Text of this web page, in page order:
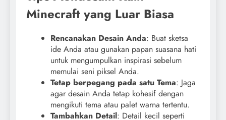
Minecraft yang Luar Biasa
Rencanakan Desain Anda: Buat sketsa
ide Anda atau gunakan papan suasana hati
untuk mengumpulkan inspirasi sebelum
memulai seni piksel Anda.
Tetap berpegang pada satu Tema: Jaga
agar desain Anda tetap kohesif dengan
mengikuti tema atau palet warna tertentu.
Tambahkan Detail: Detail kecil seperti